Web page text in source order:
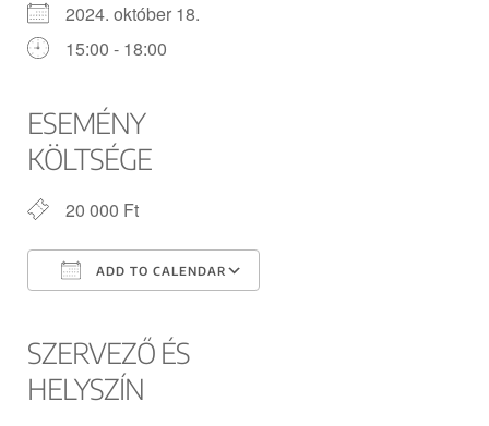
2024. október 18.
15:00 - 18:00
ESEMÉNY
KÖLTSÉGE
20 000 Ft
ADD TO CALENDAR
SZERVEZŐ ÉS
HELYSZÍN